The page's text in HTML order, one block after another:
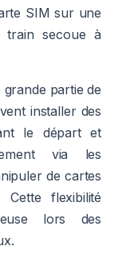
SIM sur une
train secoue à
partie de
installer des
le départ et
via les
de cartes
Cette flexibilité
lors des